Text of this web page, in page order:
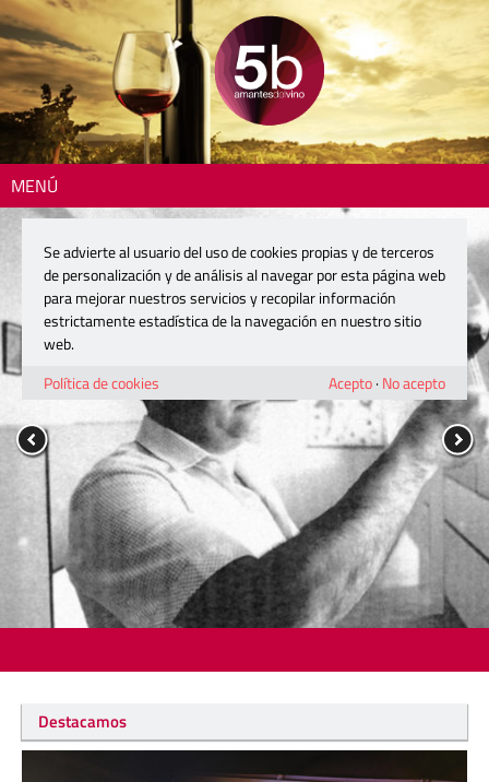
MENÚ
Destacamos
Se advierte al usuario del uso de cookies propias y de terceros
de personalización y de análisis al navegar por esta página web
para mejorar nuestros servicios y recopilar información
estrictamente estadística de la navegación en nuestro sitio
web.
Política de cookies
Acepto· No acepto